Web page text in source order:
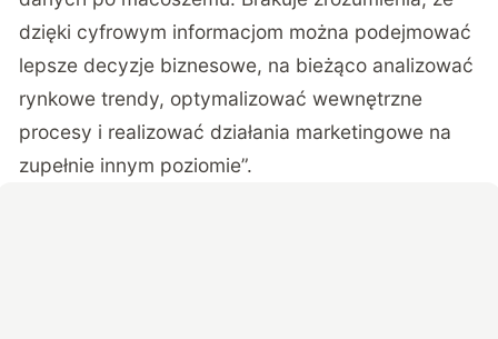
dzięki cyfrowym informacjom można podejmować
lepsze decyzje biznesowe, na bieżąco analizować
rynkowe trendy, optymalizować wewnętrzne
procesy i realizować działania marketingowe na
zupełnie innym poziomie”.